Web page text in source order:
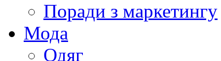
Поради з маркетингу
Мода
Одяг